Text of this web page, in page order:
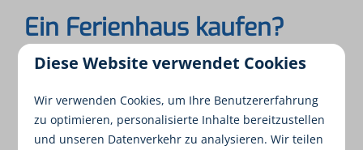
Ein Ferienhaus kaufen?
Möchten Sie mehr über den Entwurf, die
Weitervermietung Ihres Ferienhaus erfahren?
Planen Sie einen Besuch.
Diese Website verwendet Cookies
Wir verwenden Cookies, um Ihre Benutzererfahrung
zu optimieren, personalisierte Inhalte bereitzustellen
und unseren Datenverkehr zu analysieren. Wir teilen